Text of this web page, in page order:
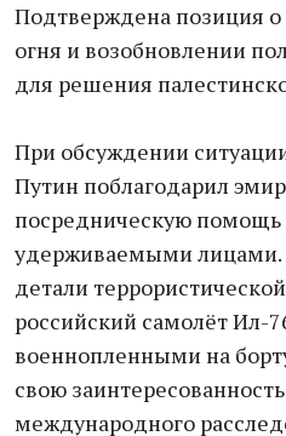
Подтверждена позиция
огня и возобновлении
для решения
При обсуждении
Путин поблагодарил
посредническую помощь
удерживаемыми лицами.
детали
российский самолёт Ил-
военнопленными на
свою
международного